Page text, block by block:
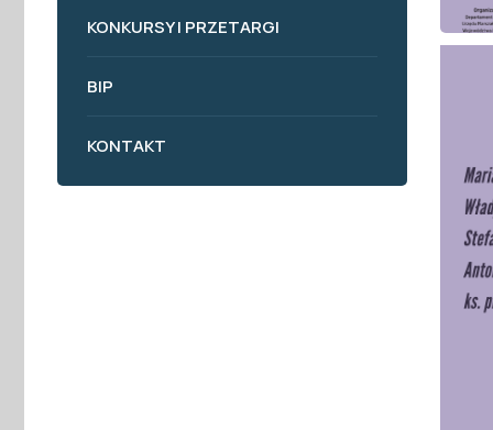
KONKURSY I PRZETARGI
BIP
KONTAKT